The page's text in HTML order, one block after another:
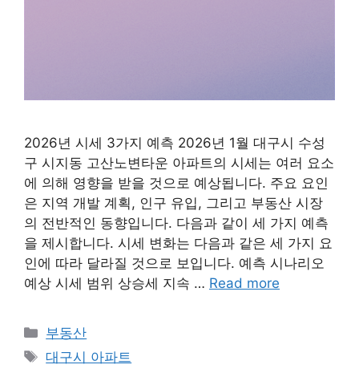
2026년 시세 3가지 예측 2026년 1월 대구시 수성
구 시지동 고산노변타운 아파트의 시세는 여러 요소
에 의해 영향을 받을 것으로 예상됩니다. 주요 요인
은 지역 개발 계획, 인구 유입, 그리고 부동산 시장
의 전반적인 동향입니다. 다음과 같이 세 가지 예측
을 제시합니다. 시세 변화는 다음과 같은 세 가지 요
인에 따라 달라질 것으로 보입니다. 예측 시나리오
예상 시세 범위 상승세 지속 … Read more
Categories
부동산
Tags
대구시 아파트